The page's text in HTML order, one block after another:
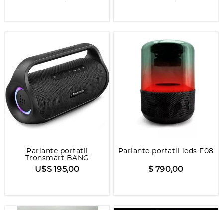
Parlante portatil
Tronsmart BANG
U$S 195,00
Parlante portatil leds F08
$ 790,00